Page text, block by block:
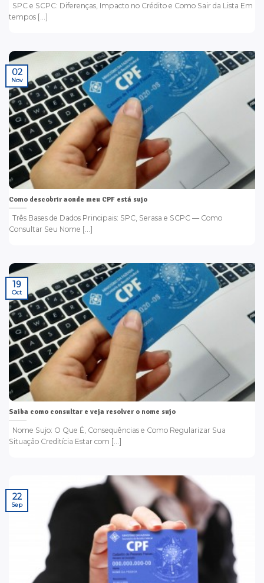
SPC e SCPC: Diferenças, Impacto no Crédito e Como Sair da Lista Em
tempos [...]
Como descobrir aonde meu CPF está sujo
Três Bases de Dados Principais: SPC, Serasa e SCPC — Como
Consultar Seu Nome [...]
02
Nov
Saiba como consultar e veja resolver o nome sujo
Nome Sujo: O Que É, Consequências e Como Regularizar Sua
Situação Creditícia Estar com [...]
19
Oct
22
Sep